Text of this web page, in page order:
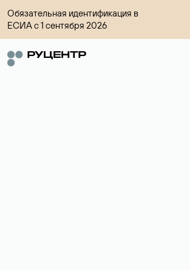
Обязательная идентификация в
ЕСИА с 1 сентября 2026